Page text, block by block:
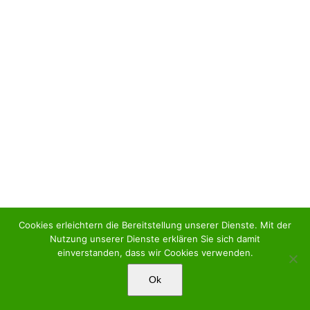
Cookies erleichtern die Bereitstellung unserer Dienste. Mit der
Nutzung unserer Dienste erklären Sie sich damit
einverstanden, dass wir Cookies verwenden.
Ok